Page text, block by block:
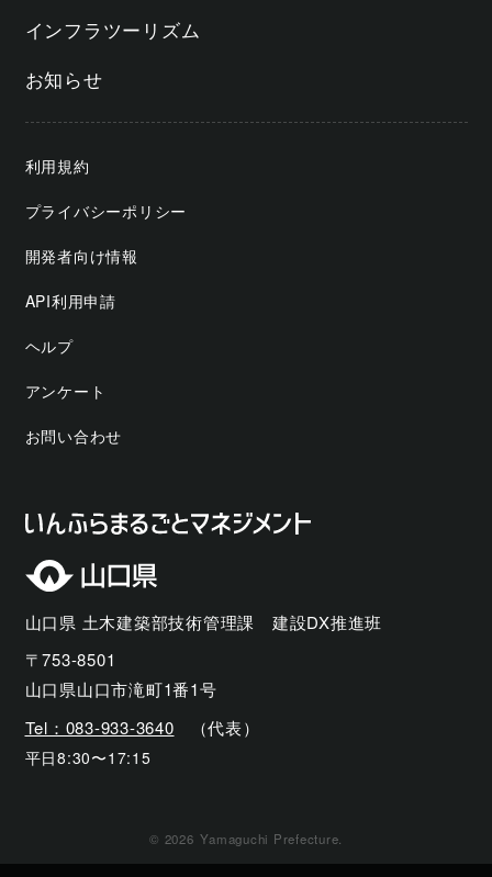
インフラツーリズム
お知らせ
利用規約
プライバシーポリシー
開発者向け情報
API利用申請
ヘルプ
アンケート
お問い合わせ
山口県 土木建築部技術管理課 建設DX推進班
〒753-8501
山口県山口市滝町1番1号
Tel：083-933-3640
（代表）
平日8:30〜17:15
© 2026 Yamaguchi Prefecture.